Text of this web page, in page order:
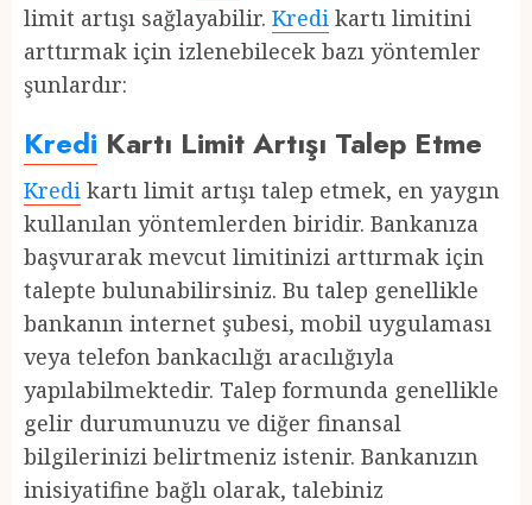
limit artışı sağlayabilir. Kredi kartı limitini
arttırmak için izlenebilecek bazı yöntemler
şunlardır:
Kredi Kartı Limit Artışı Talep Etme
Kredi kartı limit artışı talep etmek, en yaygın
kullanılan yöntemlerden biridir. Bankanıza
başvurarak mevcut limitinizi arttırmak için
talepte bulunabilirsiniz. Bu talep genellikle
bankanın internet şubesi, mobil uygulaması
veya telefon bankacılığı aracılığıyla
yapılabilmektedir. Talep formunda genellikle
gelir durumunuzu ve diğer finansal
bilgilerinizi belirtmeniz istenir. Bankanızın
inisiyatifine bağlı olarak, talebiniz